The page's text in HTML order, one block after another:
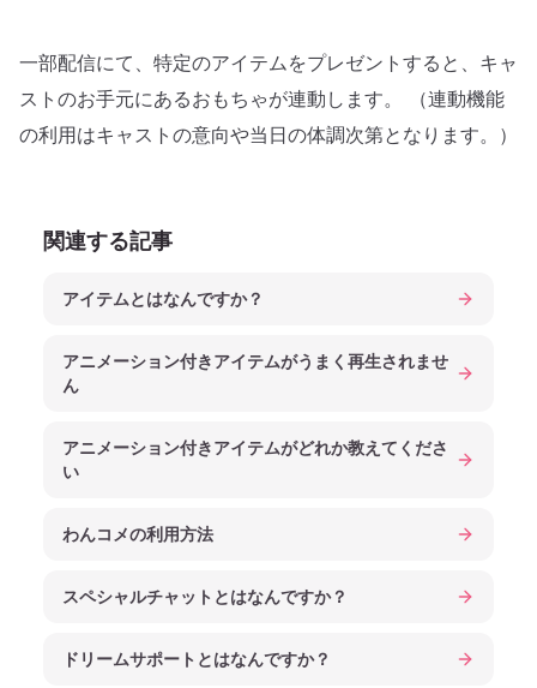
一部配信にて、特定のアイテムをプレゼントすると、キャ
ストのお手元にあるおもちゃが連動します。 （連動機能
の利用はキャストの意向や当日の体調次第となります。）
関連する記事
アイテムとはなんですか？
アニメーション付きアイテムがうまく再生されませ
ん
アニメーション付きアイテムがどれか教えてくださ
い
わんコメの利用方法
スペシャルチャットとはなんですか？
ドリームサポートとはなんですか？